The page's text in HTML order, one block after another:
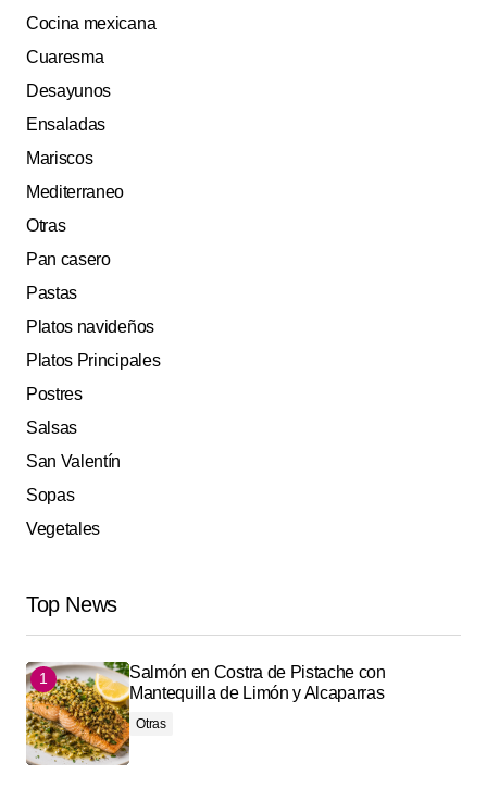
Cocina mexicana
Cuaresma
Desayunos
Ensaladas
Mariscos
Mediterraneo
Otras
Pan casero
Pastas
Platos navideños
Platos Principales
Postres
Salsas
San Valentín
Sopas
Vegetales
Top News
Salmón en Costra de Pistache con
Mantequilla de Limón y Alcaparras
Otras